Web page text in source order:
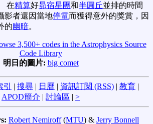
在精算好昴宿星團和半圓丘並排的時間
影者還因當地停電而獲得意外的獎賞，因
的幽暗。
3,500+ codes in the Astrophysics Source
Code Library
明日的圖片: big comet
引 | 搜尋 | 日曆 | 資訊訂閱 (RSS) | 教育 |
APOD簡介 | 討論區 | >
Robert Nemiroff(MTU) & Jerry Bonnell